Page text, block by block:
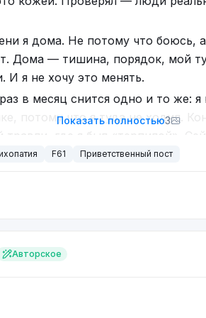
я дома. Не потому что боюсь,
Дома — тишина, порядок, мой
И я не хочу это менять.
в месяц снится одно и то же:
потому что я туда не ходил.
до желания… (сами понимаете).
Я год отработал машинистом
слетала. Расскажу, как
Показать полностью3
F61 Приветственный пост
Авторское